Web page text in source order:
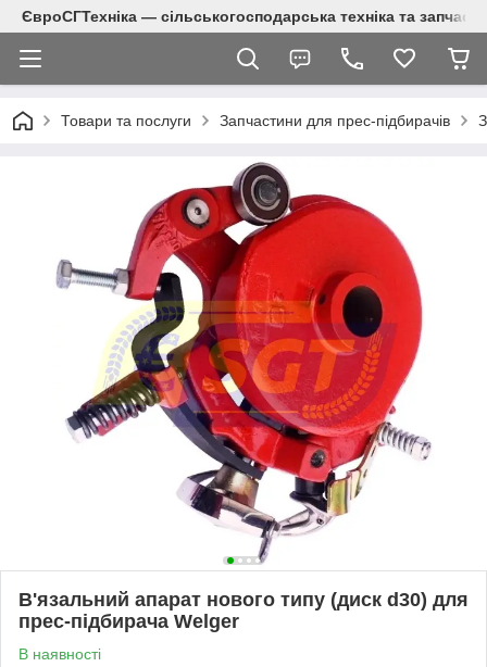
ЄвроСГТехніка — сільськогосподарська техніка та
Товари та послуги Запчастини для прес-підбирачів
В'язальний апарат нового типу (диск d30) для
прес-підбирача Welger
В наявності